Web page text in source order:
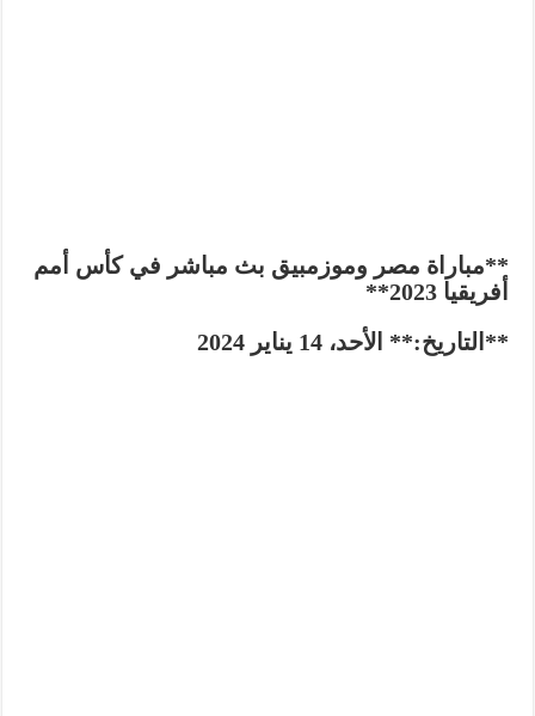
**مباراة مصر وموزمبيق بث مباشر في كأس أمم
أفريقيا 2023**
**التاريخ:** الأحد، 14 يناير 2024